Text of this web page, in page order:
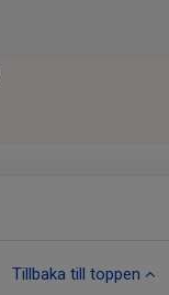
Tillbaka till toppen